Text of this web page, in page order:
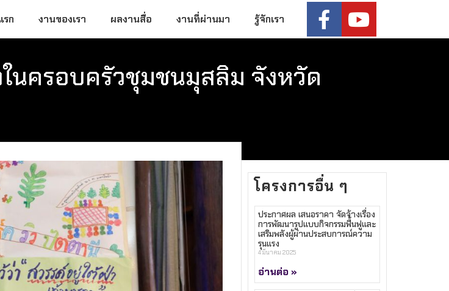
รก งานของเรา ผลงานสื่อ งานที่ผ่านมา รู้จักเรา
นครอบครัวชุมชนมุสลิม จังหวัด
โครงการอื่น ๆ
ประกาศผล เสนอราคา จัดจ้างเรื่อง
การพัฒนารูปแบบกิจกรรมฟื้นฟูและ
เสริมพลังผู้ผ่านประสบการณ์ความ
รุนแรง
4 มีนาคม 2025
อ่านต่อ »